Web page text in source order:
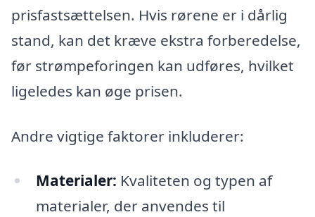
prisfastsættelsen. Hvis rørene er i dårlig
stand, kan det kræve ekstra forberedelse,
før strømpeforingen kan udføres, hvilket
ligeledes kan øge prisen.
Andre vigtige faktorer inkluderer:
Materialer: Kvaliteten og typen af
materialer, der anvendes til